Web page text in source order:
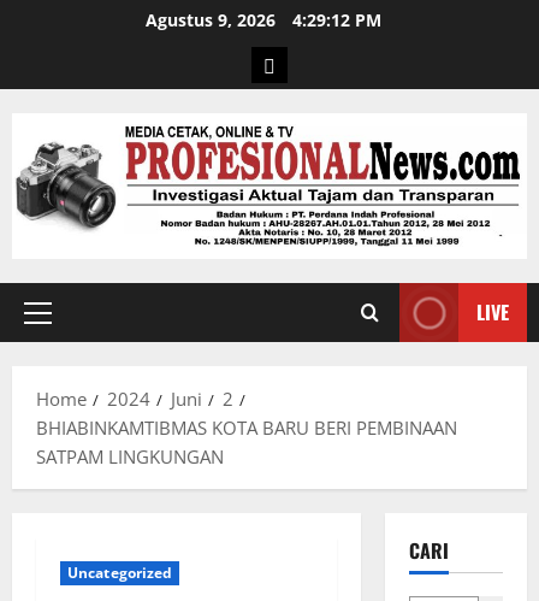
Agustus 9, 2026 4:29:13 PM
LIVE
Home 2024 Juni
2
BHIABINKAMTIBMAS KOTA BARU BERI PEMBINAAN
SATPAM LINGKUNGAN
Uncategorized
CARI